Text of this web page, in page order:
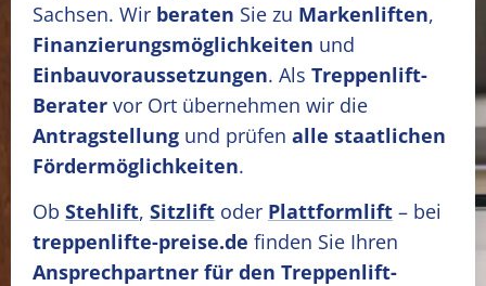
Sachsen. Wir beraten Sie zu Markenliften,
Finanzierungsmöglichkeiten und
Einbauvoraussetzungen. Als Treppenlift-
Berater vor Ort übernehmen wir die
Antragstellung und prüfen alle staatlichen
Fördermöglichkeiten.
Ob Stehlift, Sitzlift oder Plattformlift – bei
treppenlifte-preise.de finden Sie Ihren
Ansprechpartner für den Treppenlift-